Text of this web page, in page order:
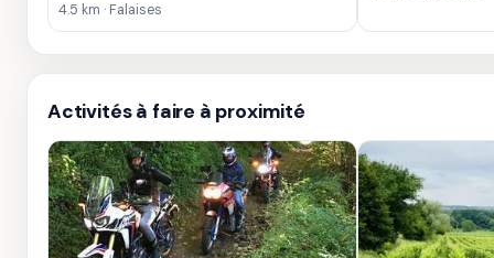
4.5 km · Falaises
Activités à faire à proximité